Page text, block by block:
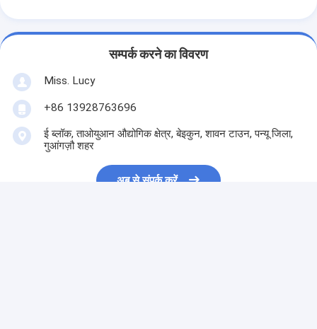
सम्पर्क करने का विवरण
Miss. Lucy
+86 13928763696
ई ब्लॉक, ताओयुआन औद्योगिक क्षेत्र, बेइकुन, शावन टाउन, पन्यू जिला,
गुआंगज़ौ शहर
अब से संपर्क करें